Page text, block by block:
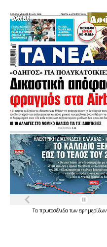
Τα πρωτοσέλιδατων εφημερίδων